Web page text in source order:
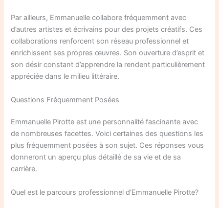
Par ailleurs, Emmanuelle collabore fréquemment avec
d’autres artistes et écrivains pour des projets créatifs. Ces
collaborations renforcent son réseau professionnel et
enrichissent ses propres œuvres. Son ouverture d’esprit et
son désir constant d’apprendre la rendent particulièrement
appréciée dans le milieu littéraire.
Questions Fréquemment Posées
Emmanuelle Pirotte est une personnalité fascinante avec
de nombreuses facettes. Voici certaines des questions les
plus fréquemment posées à son sujet. Ces réponses vous
donneront un aperçu plus détaillé de sa vie et de sa
carrière.
Quel est le parcours professionnel d’Emmanuelle Pirotte?